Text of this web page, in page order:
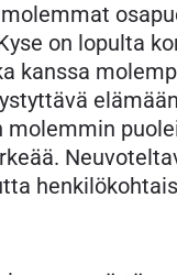
on lopulta
kanssa
molemmin